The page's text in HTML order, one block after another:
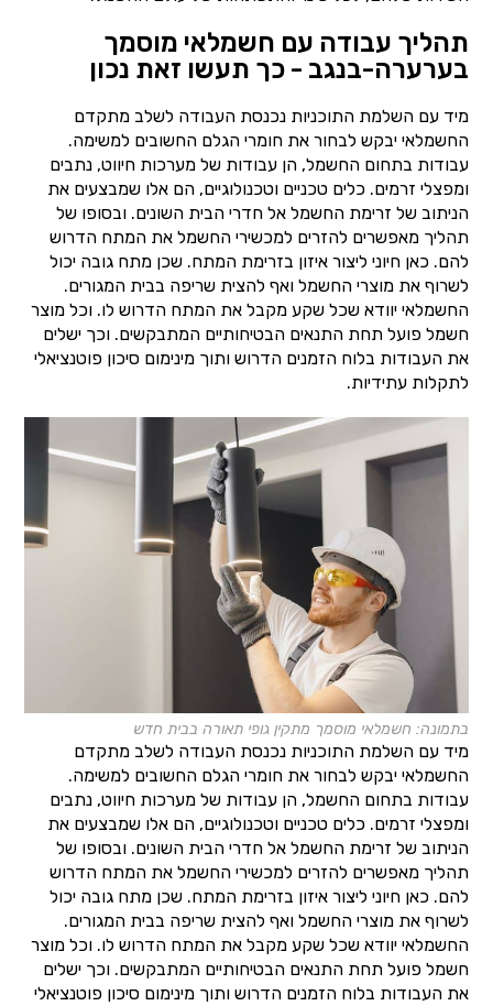
תהליך עבודה עם חשמלאי מוסמך
בערערה-בנגב - כך תעשו זאת נכון
מיד עם השלמת התוכניות נכנסת העבודה לשלב מתקדם
החשמלאי יבקש לבחור את חומרי הגלם החשובים למשימה.
עבודות בתחום החשמל, הן עבודות של מערכות חיווט, נתבים
ומפצלי זרמים. כלים טכניים וטכנולוגיים, הם אלו שמבצעים את
הניתוב של זרימת החשמל אל חדרי הבית השונים. ובסופו של
תהליך מאפשרים להזרים למכשירי החשמל את המתח הדרוש
להם. כאן חיוני ליצור איזון בזרימת המתח. שכן מתח גובה יכול
לשרוף את מוצרי החשמל ואף להצית שריפה בבית המגורים.
החשמלאי יוודא שכל שקע מקבל את המתח הדרוש לו. וכל מוצר
חשמל פועל תחת התנאים הבטיחותיים המתבקשים. וכך ישלים
את העבודות בלוח הזמנים הדרוש ותוך מינימום סיכון פוטנציאלי
לתקלות עתידיות.
בתמונה: חשמלאי מוסמך מתקין גופי תאורה בבית חדש
מיד עם השלמת התוכניות נכנסת העבודה לשלב מתקדם
החשמלאי יבקש לבחור את חומרי הגלם החשובים למשימה.
עבודות בתחום החשמל, הן עבודות של מערכות חיווט, נתבים
ומפצלי זרמים. כלים טכניים וטכנולוגיים, הם אלו שמבצעים את
הניתוב של זרימת החשמל אל חדרי הבית השונים. ובסופו של
תהליך מאפשרים להזרים למכשירי החשמל את המתח הדרוש
להם. כאן חיוני ליצור איזון בזרימת המתח. שכן מתח גובה יכול
לשרוף את מוצרי החשמל ואף להצית שריפה בבית המגורים.
החשמלאי יוודא שכל שקע מקבל את המתח הדרוש לו. וכל מוצר
חשמל פועל תחת התנאים הבטיחותיים המתבקשים. וכך ישלים
את העבודות בלוח הזמנים הדרוש ותוך מינימום סיכון פוטנציאלי